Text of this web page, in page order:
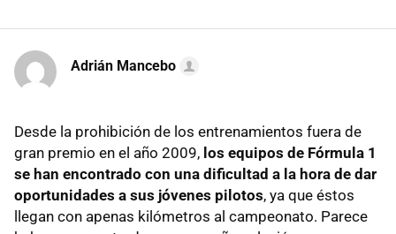
Adrián Mancebo
Desde la prohibición de los entrenamientos fuera de
gran premio en el año 2009, los equipos de Fórmula 1
se han encontrado con una dificultad a la hora de dar
oportunidades a sus jóvenes pilotos, ya que éstos
llegan con apenas kilómetros al campeonato. Parece